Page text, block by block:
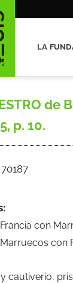
LA
p. 10.
70187
con
con
cautiverio,